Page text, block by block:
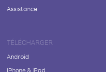
Assistance
TÉLÉCHARGER
Android
iPhone & iPad